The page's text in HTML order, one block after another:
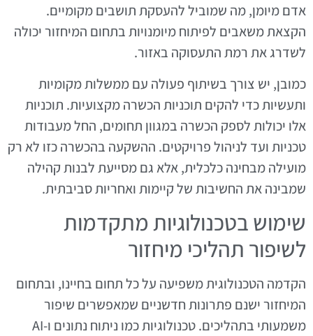
אדם מיומן, מה שמוביל להעסקת תושבים מקומיים.
הקצאת משאבים לפיתוח מיומנויות בתחום המיחזור יכולה
לשדרג את רמת התעסוקה באזור.
כמובן, יש צורך בשיתוף פעולה עם ממשלות מקומיות
ותעשיות כדי להקים תוכניות הכשרה מקצועיות. תוכניות
אלו יכולות לספק הכשרה במגוון תחומים, החל מעבודות
טכניות ועד לניהול פרויקטים. ההשקעה בהכשרה כזו לא רק
מועילה מבחינה כלכלית, אלא גם מסייעת לבנות קהילה
שמבינה את החשיבות של קיימות ואחריות סביבתית.
שימוש בטכנולוגיות מתקדמות
לשיפור תהליכי מיחזור
הקדמה הטכנולוגית משפיעה על כל תחום בחיינו, ובתחום
המיחזור ישנם פתרונות חדשניים שמאפשרים שיפור
משמעותי בתהליכים. טכנולוגיות כמו ניתוח נתונים ו-AI